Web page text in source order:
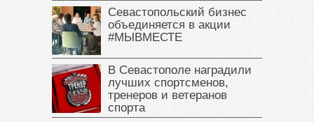
Севастопольский бизнес
объединяется в акции
#МЫВМЕСТЕ
В Севастополе наградили
лучших спортсменов,
тренеров и ветеранов
спорта